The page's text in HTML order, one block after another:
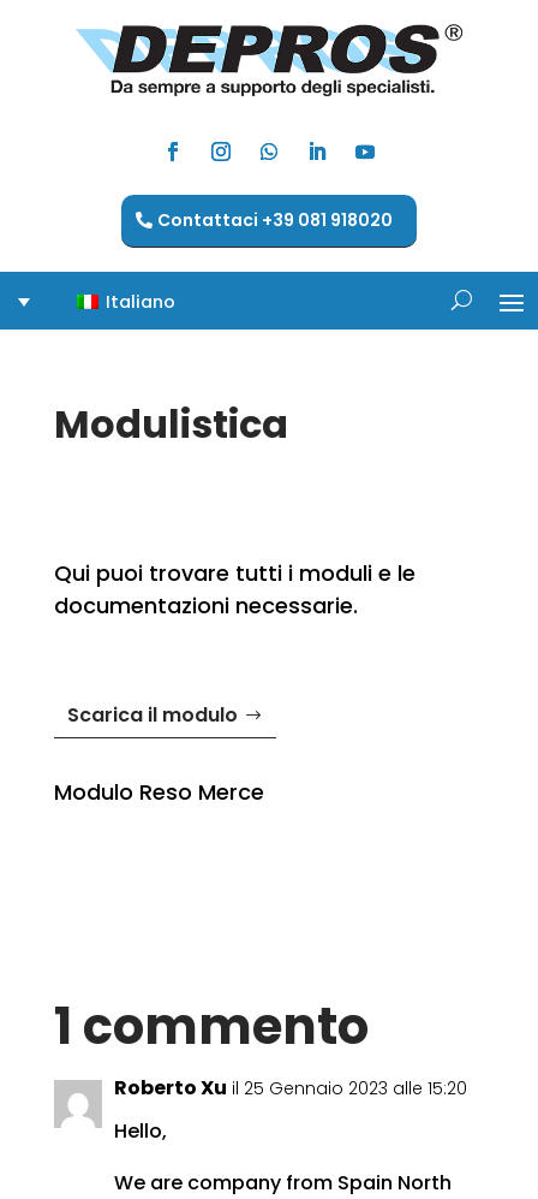
Contattaci +39 081 918020
Italiano
Modulistica
Qui puoi trovare tutti i moduli e le
documentazioni necessarie.
Scarica il modulo
Modulo Reso Merce
1 commento
Roberto Xu il 25 Gennaio 2023 alle 15:20
Hello,
We are company from Spain North